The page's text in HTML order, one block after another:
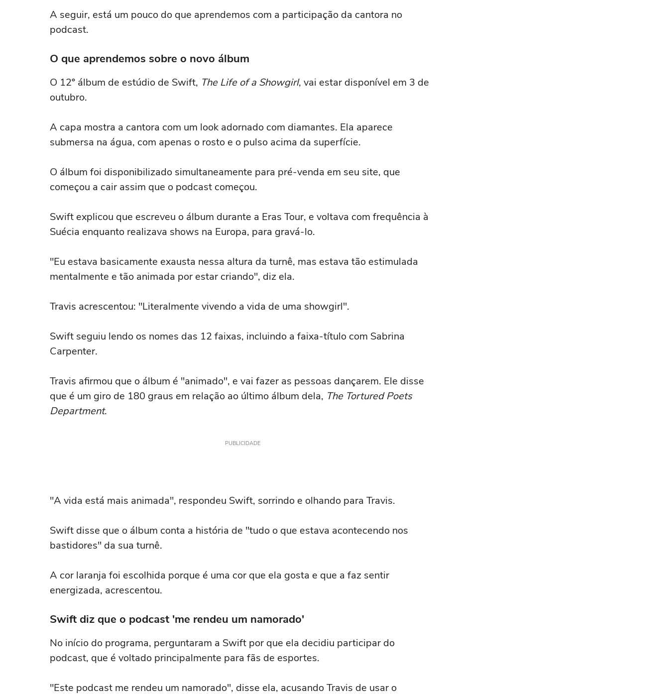
A seguir, está um pouco do que aprendemos com a participação da cantora no
podcast.
O que aprendemos sobre o novo álbum
O 12º álbum de estúdio de Swift, The Life of a Showgirl, vai estar disponível em 3 de
outubro.
A capa mostra a cantora com um look adornado com diamantes. Ela aparece
submersa na água, com apenas o rosto e o pulso acima da superfície.
O álbum foi disponibilizado simultaneamente para pré-venda em seu site, que
começou a cair assim que o podcast começou.
Swift explicou que escreveu o álbum durante a Eras Tour, e voltava com frequência à
Suécia enquanto realizava shows na Europa, para gravá-lo.
"Eu estava basicamente exausta nessa altura da turnê, mas estava tão estimulada
mentalmente e tão animada por estar criando", diz ela.
Travis acrescentou: "Literalmente vivendo a vida de uma showgirl".
Swift seguiu lendo os nomes das 12 faixas, incluindo a faixa-título com Sabrina
Carpenter.
Travis afirmou que o álbum é "animado", e vai fazer as pessoas dançarem. Ele disse
que é um giro de 180 graus em relação ao último álbum dela, The Tortured Poets
Department.
PUBLICIDADE
"A vida está mais animada", respondeu Swift, sorrindo e olhando para Travis.
Swift disse que o álbum conta a história de "tudo o que estava acontecendo nos
bastidores" da sua turnê.
A cor laranja foi escolhida porque é uma cor que ela gosta e que a faz sentir
energizada, acrescentou.
Swift diz que o podcast 'me rendeu um namorado'
No início do programa, perguntaram a Swift por que ela decidiu participar do
podcast, que é voltado principalmente para fãs de esportes.
"Este podcast me rendeu um namorado", disse ela, acusando Travis de usar o